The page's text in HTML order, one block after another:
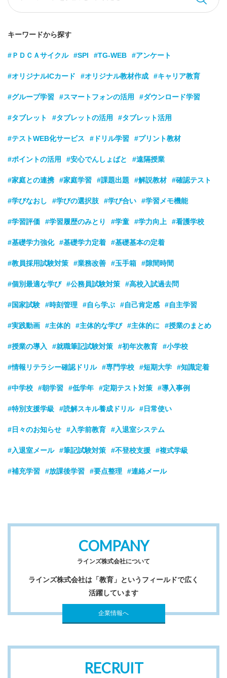
キーワードから探す
#ＰＤＣＡサイクル #SPI #TG-WEB #アンケート
#オリジナルICカード #オリジナル教材作成 #キャリア教育
#グループ学習 #スマートフォンの活用 #ダウンロード学習
#タブレット #タブレットの活用 #タブレット活用
#テストWEB化サービス #ドリル学習 #プリント教材
#ポイントの活用 #安心でんしょばと #遠隔授業
#家庭との連携 #家庭学習 #課題出題 #解説教材 #確認テスト
#学びなおし #学びの選択肢 #学び合い #学習メモ機能
#学習評価 #学習履歴のみとり #学童 #学力向上 #看護学校
#基礎学力強化 #基礎学力定着 #基礎基本の定着
#教員採用試験対策 #業務改善 #玉手箱 #隙間時間
#個別最適な学び #公務員試験対策 #高校入試過去問
#国家試験 #時刻管理 #自ら学ぶ #自己肯定感 #自主学習
#実践動画 #主体的 #主体的な学び #主体的に #授業のまとめ
#授業の導入 #就職筆記試験対策 #初年次教育 #小学校
#情報リテラシー確認ドリル #専門学校 #短期大学 #知識定着
#中学校 #朝学習 #低学年 #定期テスト対策 #導入事例
#特別支援学級 #読解スキル養成ドリル #日常使い
#日々のお知らせ #入学前教育 #入退室システム
#入退室メール #筆記試験対策 #不登校支援 #複式学級
#補充学習 #放課後学習 #要点整理 #連絡メール
COMPANY
ラインズ株式会社について
ラインズ株式会社は「教育」というフィールドで広く
活躍しています
企業情報へ
RECRUIT